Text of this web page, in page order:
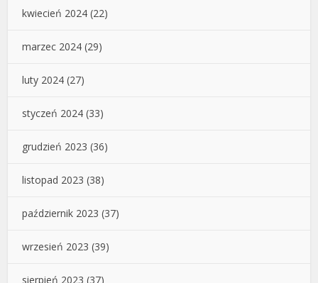
kwiecień 2024 (22)
marzec 2024 (29)
luty 2024 (27)
styczeń 2024 (33)
grudzień 2023 (36)
listopad 2023 (38)
październik 2023 (37)
wrzesień 2023 (39)
sierpień 2023 (37)